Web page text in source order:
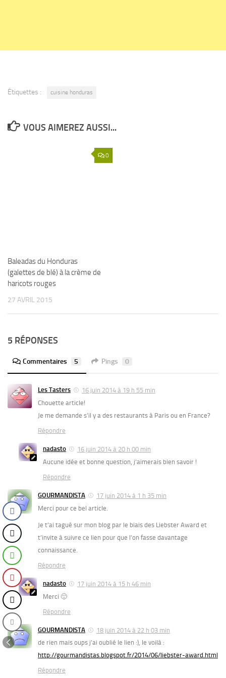
Étiquettes : cuisine honduras
VOUS AIMEREZ AUSSI...
0
Baleadas du Honduras
(galettes de blé) à la crème de
haricots rouges
27 AVRIL 2015
5 RÉPONSES
Commentaires 5 Pings 0
Les Tasters
16 juin 2014 à 19 h 55 min
Chouette article!
Je me demande s’il y a des restaurants à Paris ou en France?
Répondre
nadasto
16 juin 2014 à 20 h 00 min
Aucune idée et bonne question, j’aimerais bien savoir !
Répondre
GOURMANDISTA
17 juin 2014 à 1 h 35 min
Merci pour ce bel article.
Je t’ai tagué sur mon blog par le biais des Liebster Award et
t’invite à suivre ce lien pour que l’on fasse davantage
connaissance.
Répondre
nadasto
17 juin 2014 à 15 h 46 min
Merci 🙂
Répondre
GOURMANDISTA
18 juin 2014 à 22 h 03 min
de rien mais oups j’ai oublié le lien :), le voilà :
http://gourmandistas.blogspot.fr/2014/06/liebster-award.html
Répondre